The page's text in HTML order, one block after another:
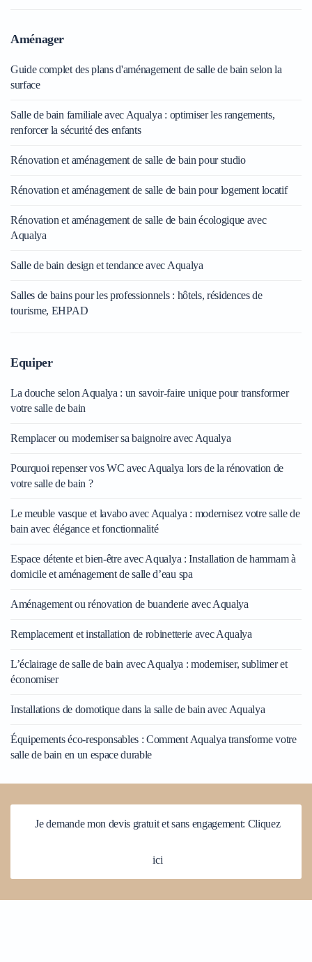
Aménager
Guide complet des plans d'aménagement de salle de bain selon la
surface
Salle de bain familiale avec Aqualya : optimiser les rangements,
renforcer la sécurité des enfants
Rénovation et aménagement de salle de bain pour studio
Rénovation et aménagement de salle de bain pour logement locatif
Rénovation et aménagement de salle de bain écologique avec
Aqualya
Salle de bain design et tendance avec Aqualya
Salles de bains pour les professionnels : hôtels, résidences de
tourisme, EHPAD
Equiper
La douche selon Aqualya : un savoir-faire unique pour transformer
votre salle de bain
Remplacer ou moderniser sa baignoire avec Aqualya
Pourquoi repenser vos WC avec Aqualya lors de la rénovation de
votre salle de bain ?
Le meuble vasque et lavabo avec Aqualya : modernisez votre salle de
bain avec élégance et fonctionnalité
Espace détente et bien-être avec Aqualya : Installation de hammam à
domicile et aménagement de salle d’eau spa
Aménagement ou rénovation de buanderie avec Aqualya
Remplacement et installation de robinetterie avec Aqualya
L’éclairage de salle de bain avec Aqualya : moderniser, sublimer et
économiser
Installations de domotique dans la salle de bain avec Aqualya
Équipements éco-responsables : Comment Aqualya transforme votre
salle de bain en un espace durable
Je demande mon devis gratuit et sans engagement: Cliquez
ici